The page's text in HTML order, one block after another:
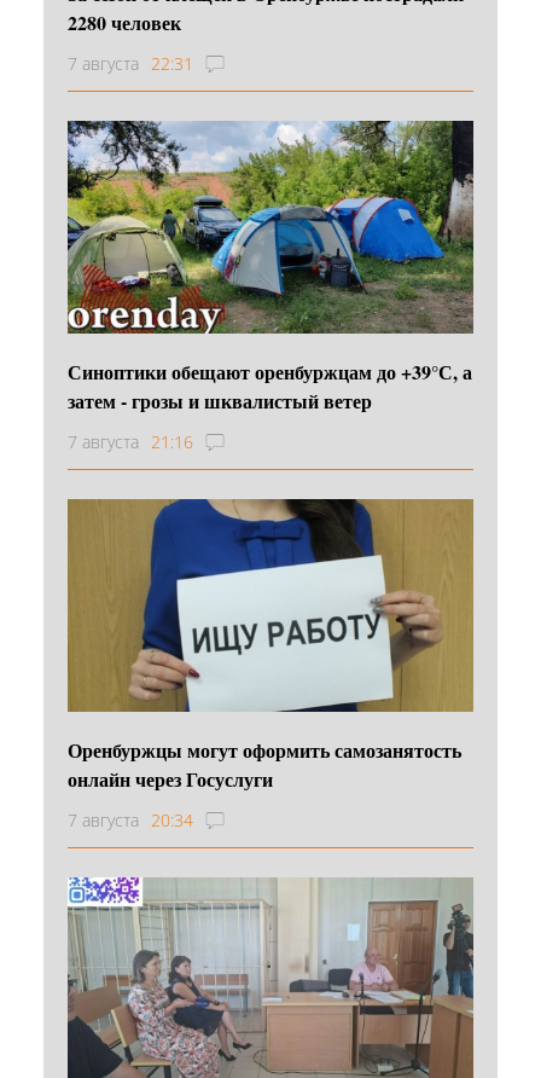
2280 человек
7 августа 22:31
Синоптики обещают оренбуржцам до +39°С, а
затем - грозы и шквалистый ветер
7 августа 21:16
Оренбуржцы могут оформить самозанятость
онлайн через Госуслуги
7 августа 20:34